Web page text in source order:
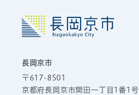
長岡京市
〒617-8501
京都府長岡京市開田一丁目1番1号